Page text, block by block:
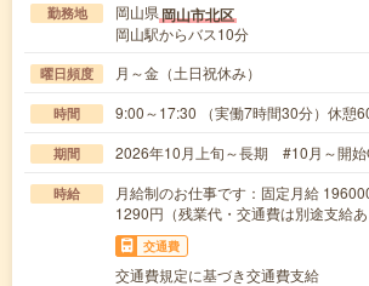
勤務地 岡山県岡山市北区
岡山駅からバス10分
曜日頻度 月～金（土日祝休み）
時間 9:00～17:30 （実働7時間30分）休憩
期間 2026年10月上旬～長期 #10月～開始
時給
月給制のお仕事です：固定月給
1290円（残業代・交通費は別途支給あ
交通費
交通費規定に基づき交通費支給